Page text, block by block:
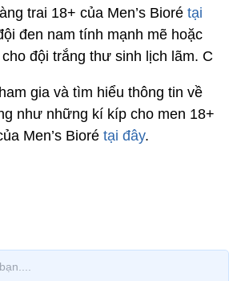
trai 18+ của Men’s Bioré tại
đen nam tính mạnh mẽ hoặc
đội trắng thư sinh lịch lãm. C
gia và tìm hiểu thông tin về
như những kí kíp cho men 18+
Men’s Bioré tại đây.